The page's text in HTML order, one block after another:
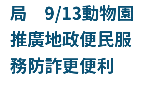
局 9/13動物園
推廣地政便民服
務防詐更便利